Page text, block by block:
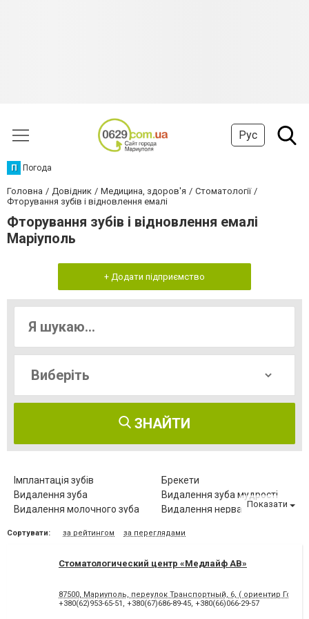
Рус
П Погода
Головна Довідник Медицина, здоров'я
Стоматології
Фторування зубів і відновлення емалі
Фторування зубів і відновлення емалі
Маріуполь
+ Додати підприємство
ЗНАЙТИ
Імплантація зубів
Брекети
Видалення зуба
Видалення зуба мудрості
Видалення молочного зуба
Видалення нерва
Відбілювання зубів
Вініри
Діагностика зубів
Елайнери
Зубні протези
Клиновидний дефект зубів
Комп'ютерна томографія
Коронка безметалова
Показати
Сортувати: за рейтингом за переглядами
Стоматологический центр «Медлайф АВ»
87500, Мариуполь, переулок Транспортный, 6, ( ориентир
+380(62)953-65-51 , +380(67)686-89-45, +380(66)066-29-57